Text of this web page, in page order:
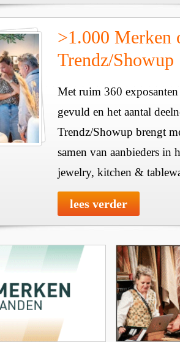
>1.000 Merken
Trendz/Showup
Met ruim 360
gevuld en het aantal
Trendz/Showup brengt
samen van aanbieders in
jewelry, kitchen &
lees verder